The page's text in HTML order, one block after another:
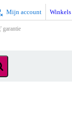
Mijn account Winkels
garantie